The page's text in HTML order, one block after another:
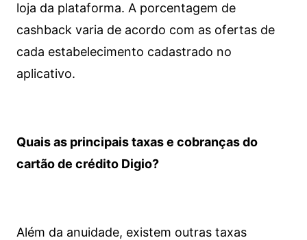
loja da plataforma. A porcentagem de
cashback varia de acordo com as ofertas de
cada estabelecimento cadastrado no
aplicativo.
Quais as principais taxas e cobranças do
cartão de crédito Digio?
Além da anuidade, existem outras taxas